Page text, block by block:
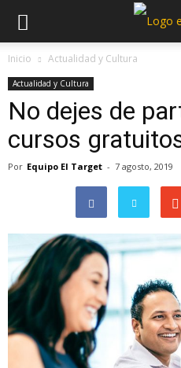
Inicio Actualidad y Cultura
Actualidad y Cultura
No dejes de
cursos
Por Equipo El Target - 7 agosto, 2019